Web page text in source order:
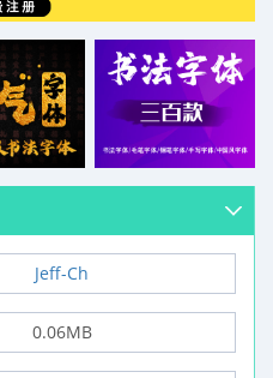
Jeff-Ch
0.06MB